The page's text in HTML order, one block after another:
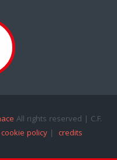
All rights reserved | C.F.
cookie policy| credits